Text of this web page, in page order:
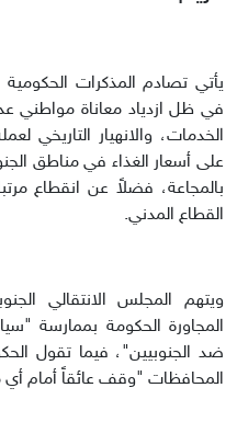
يأتي تصادم المذكرات
في ظل ازدياد معاناة مواطني
الخدمات، والانهيار التاريخي
على أسعار الغذاء في مناطق
بالمجاعة، فضلاً عن انقطاع
القطاع المدني.
ويتهم المجلس الانتقالي
المجاورة الحكومة بممارسة
ضد الجنوبيين"، فيما تقول
المحافظات "وقف عائقاً أمام أي